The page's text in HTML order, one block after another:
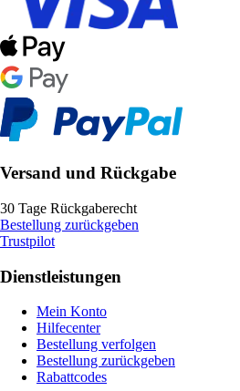
Versand und Rückgabe
30 Tage Rückgaberecht
Bestellung zurückgeben
Trustpilot
Dienstleistungen
Mein Konto
Hilfecenter
Bestellung verfolgen
Bestellung zurückgeben
Rabattcodes